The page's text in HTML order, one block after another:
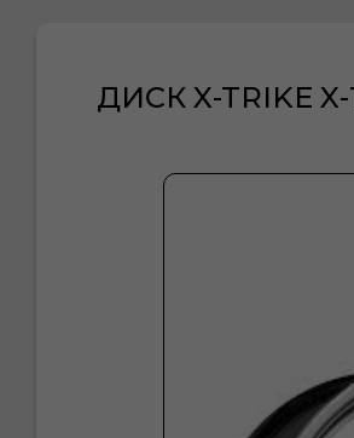
ДИСК X-TRIKE X-